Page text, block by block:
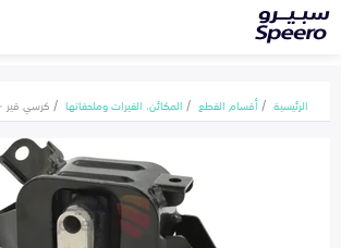
الرئيسية أقسام القطع المكائن، القيرات وملحقاتها كرسي قير - 21830H6100